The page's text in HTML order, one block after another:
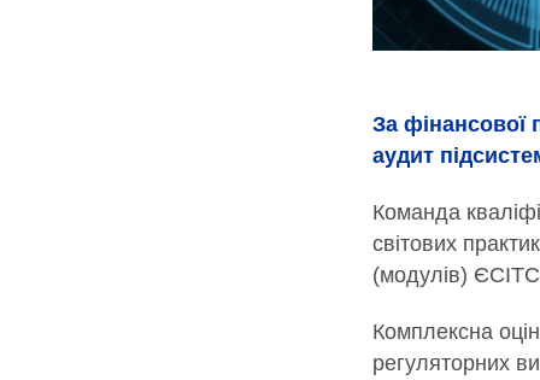
За фінансової
аудит
Команда
світових
(модулів)
Комплексна
регуляторних